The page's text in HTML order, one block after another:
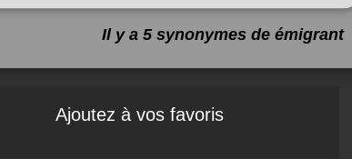
Il y a 5 synonymes de émigrant
Ajoutez à vos favoris